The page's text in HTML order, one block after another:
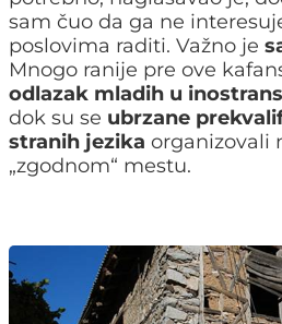
sam čuo da ga ne
poslovima raditi. Važno je
Mnogo ranije pre ove
odlazak mladih u
dok su se ubrzane
stranih jezika organizovali
„zgodnom“ mestu.